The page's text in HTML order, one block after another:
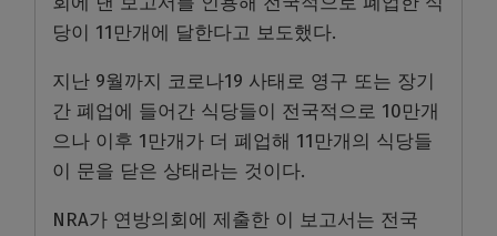
당이 11만개에 달한다고 보도했다.
지난 9월까지 코로나19 사태로 영구 또는 장기
간 폐업에 들어간 식당들이 전국적으로 10만개
으나 이후 1만개가 더 폐업해 11만개의 식당들
이 문을 닫은 상태라는 것이다.
NRA가 연방의회에 제출한 이 보고서는 전국